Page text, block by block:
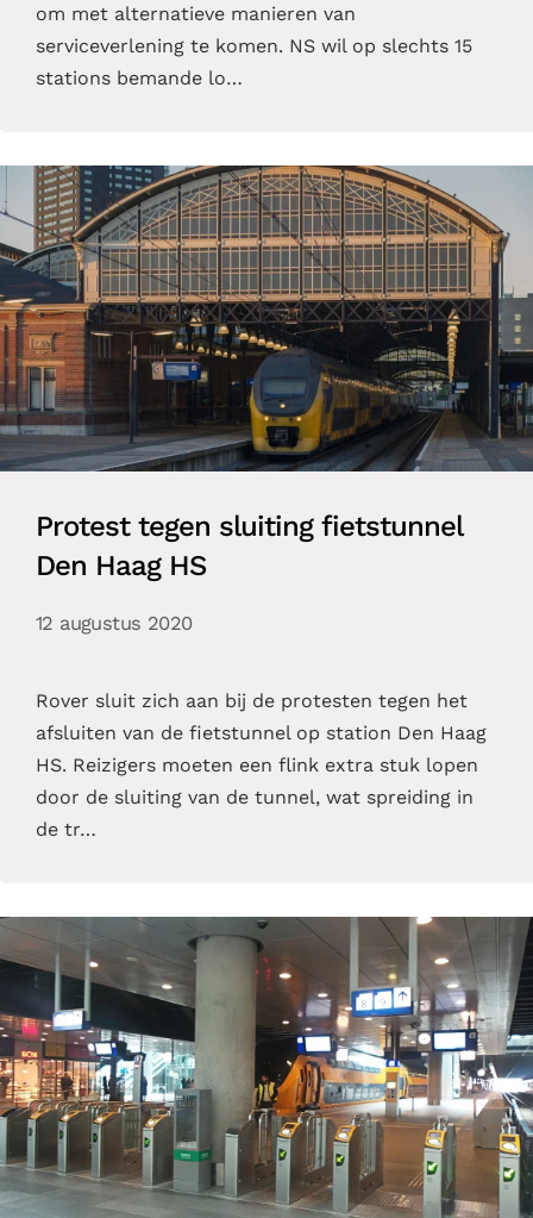
om met alternatieve manieren van
serviceverlening te komen. NS wil op slechts 15
stations bemande lo…
Protest tegen sluiting fietstunnel
Den Haag HS
12 augustus 2020
Rover sluit zich aan bij de protesten tegen het
afsluiten van de fietstunnel op station Den Haag
HS. Reizigers moeten een flink extra stuk lopen
door de sluiting van de tunnel, wat spreiding in
de tr…